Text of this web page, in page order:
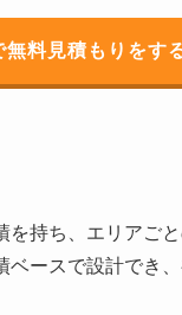
無料見積もりをす
を持ち、エリアご
ースで設計でき